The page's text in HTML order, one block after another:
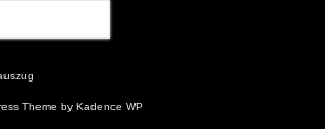
Theme by Kadence WP